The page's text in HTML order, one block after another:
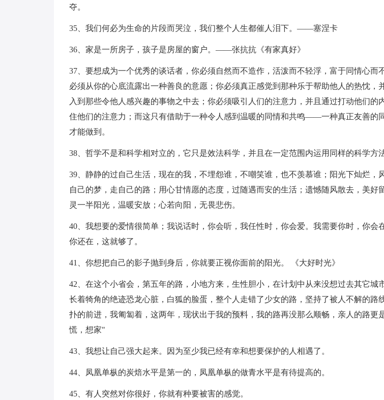
夺。
35、我们何必为生命的片段而哭泣，我们整个人生都催人泪下。——塞涅卡
36、家是一所房子，孩子是房屋的窗户。——张抗抗《有家真好》
37、要想成为一个优秀的谈话者，你必须自然而不造作，活泼而不轻浮，富于同情心而
必须从你的心底流露出一种善良的意愿；你必须真正感觉到那种乐于帮助他人的热忱，
入到那些令他人感兴趣的事物之中去；你必须吸引人们的注意力，并且通过打动他们的
住他们的注意力；而这只有借助于一种令人感到温暖的同情和共鸣——一种真正友善
才能做到。
38、哲学不是和科学相对立的，它只是效法科学，并且在一定范围内运用同样的科学方法
39、静静的过自己生活，现在的我，不埋怨谁，不嘲笑谁，也不羡慕谁；阳光下灿烂，
自己的梦，走自己的路；用心甘情愿的态度，过随遇而安的生活；遗憾随风散去，美好
灵一半阳光，温暖安放；心若向阳，无畏悲伤。
40、我想要的爱情很简单；我说话时，你会听，我任性时，你会爱。我需要你时，你会
你还在，这就够了。
41、你想把自己的影子抛到身后，你就要正视你面前的阳光。 《大好时光》
42、在这个小省会，第五年的路，小地方来，生性胆小，在计划中从来没想过去其它城
长着犄角的绝迹恐龙心脏，白狐的脸蛋，整个人走错了少女的路，坚持了被人不解的路
扑的前进，我匍匐着，这两年，现状出于我的预料，我的路再没那么顺畅，亲人的路更
慌，想家"
43、我想让自己强大起来。因为至少我已经有幸和想要保护的人相遇了。
44、凤凰单枞的炭焙水平是第一的，凤凰单枞的做青水平是有待提高的。
45、有人突然对你很好，你就有种要被害的感觉。